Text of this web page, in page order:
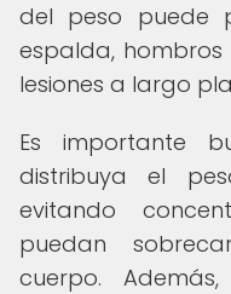
del peso puede
espalda, hombros
lesiones a largo
Es importante
distribuya el
evitando
puedan
cuerpo.